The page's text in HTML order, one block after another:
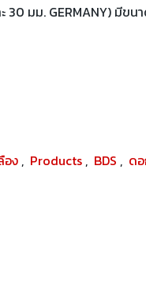
30 มม. GERMANY) มีขน
ง , Products , BDS , ด